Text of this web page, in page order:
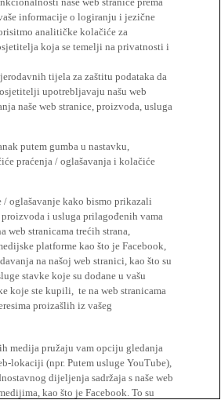
informacije o logiranju i jezične
analitičke kolačiće za
koja se temelji na privatnosti i
tijela za zaštitu podataka da
upotrebljavaju našu web
naše web stranice, proizvoda, usluga
putem gumba u nastavku,
praćenja / oglašavanja i kolačiće
/ oglašavanje kako bismo prikazali
i usluga prilagođenih vama
web stranicama trećih strana,
platforme kao što je Facebook,
na našoj web stranici, kao što su
stavke koje su dodane u vašu
koje ste kupili, te na web stranicama
proizašlih iz vašeg
medija pružaju vam opciju gledanja
lokaciji (npr. Putem usluge YouTube),
dijeljenja sadržaja s naše web
kao što je Facebook. To su